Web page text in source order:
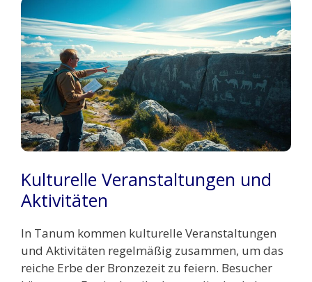
Kulturelle Veranstaltungen und
Aktivitäten
In Tanum kommen kulturelle Veranstaltungen
und Aktivitäten regelmäßig zusammen, um das
reiche Erbe der Bronzezeit zu feiern. Besucher